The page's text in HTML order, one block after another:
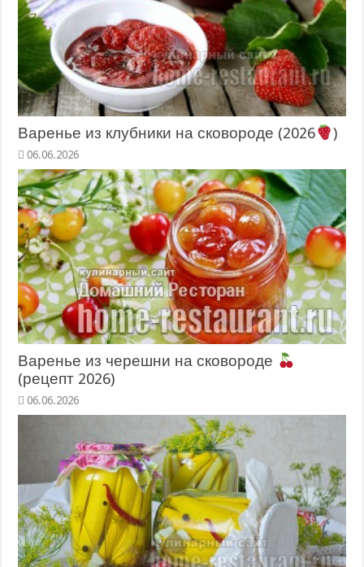
Варенье из клубники на сковороде (2026 )
06.06.2026
Варенье из черешни на сковороде
(рецепт 2026)
06.06.2026